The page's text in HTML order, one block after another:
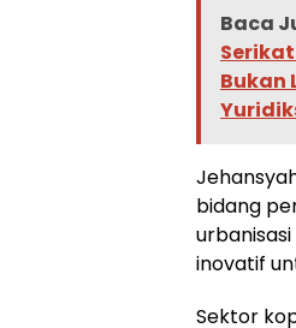
Baca
Bukan
bidang
inovatif
Sektor